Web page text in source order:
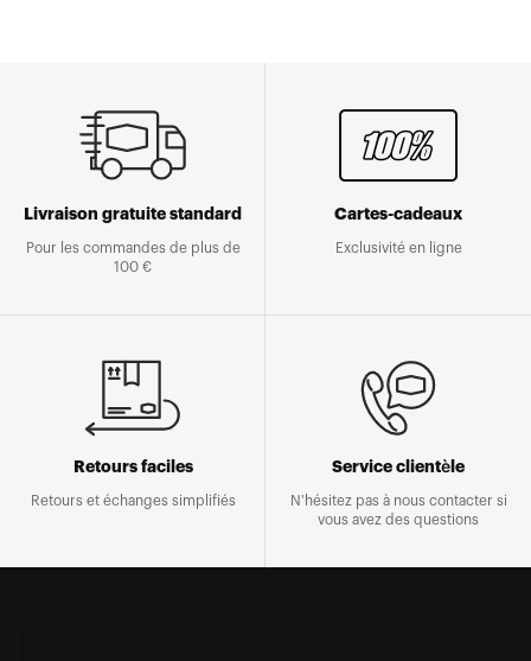
Livraison gratuite standard
Pour les commandes de plus de
100 €
Cartes-cadeaux
Exclusivité en ligne
Retours faciles
Retours et échanges simplifiés
Service clientèle
N'hésitez pas à nous contacter si
vous avez des questions